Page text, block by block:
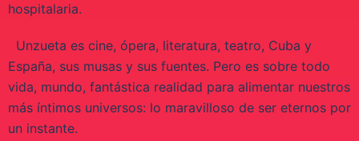
hospitalaria.
Unzueta es cine, ópera, literatura, teatro, Cuba y
España, sus musas y sus fuentes. Pero es sobre todo
vida, mundo, fantástica realidad para alimentar nuestros
más íntimos universos: lo maravilloso de ser eternos por
un instante.